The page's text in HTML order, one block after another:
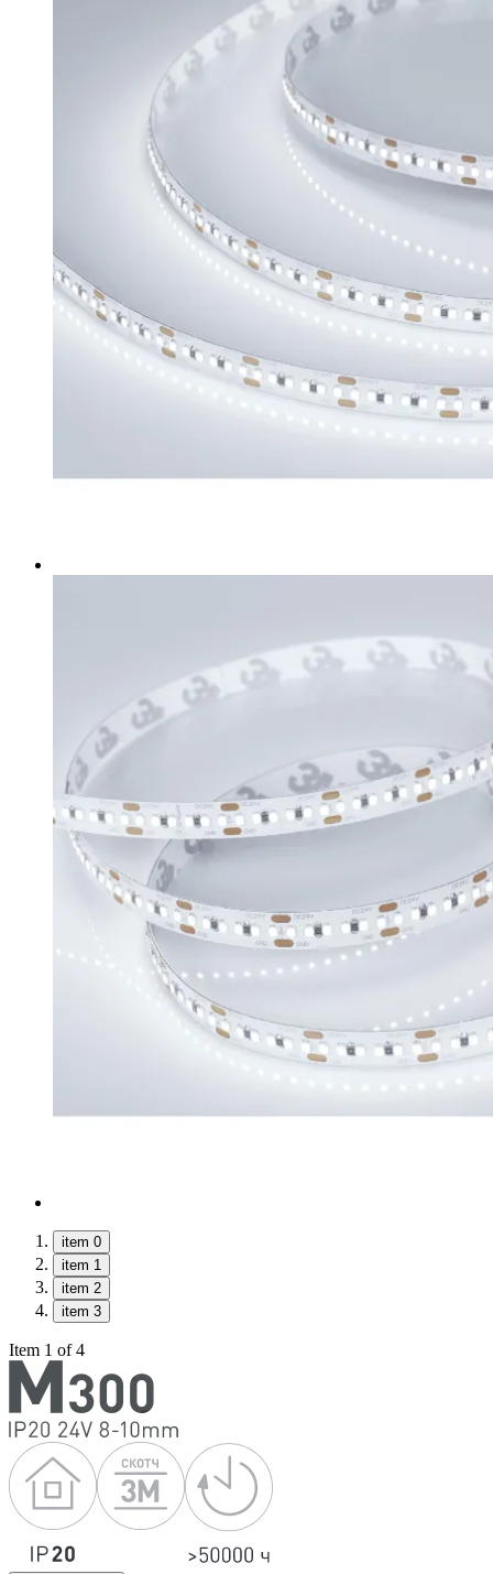
item 0
item 1
item 2
item 3
Item 1 of 4